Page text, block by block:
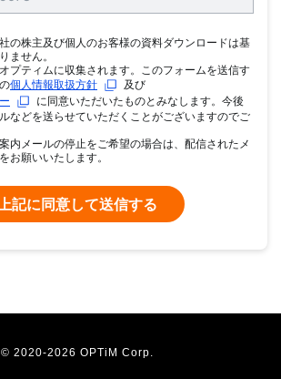
の株主及び個人のお客様の資料ダウンロードは基
ません。
プティムに収集されます。このフォームを送信す
個人情報取扱方針
及び
に同意いただいたものとみなします。今後
などを送らせていただくことがございますのでご
内メールの停止をご希望の場合は、配信されたメ
お願いいたします。
© 2020-2026 OPTiM Corp.